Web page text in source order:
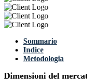
Sommario
Indice
Metodologia
Dimensioni del